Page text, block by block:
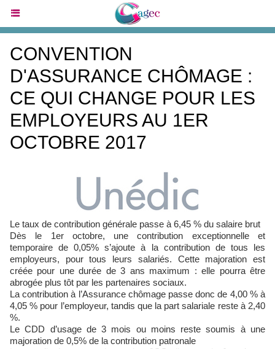
CONVENTION
D'ASSURANCE CHÔMAGE :
CE QUI CHANGE POUR LES
EMPLOYEURS AU 1ER
OCTOBRE 2017
Le taux de contribution générale passe à 6,45 % du salaire brut
Dès le 1er octobre, une contribution exceptionnelle et
temporaire de 0,05% s’ajoute à la contribution de tous les
employeurs, pour tous leurs salariés. Cette majoration est
créée pour une durée de 3 ans maximum : elle pourra être
abrogée plus tôt par les partenaires sociaux.
La contribution à l’Assurance chômage passe donc de 4,00 % à
4,05 % pour l’employeur, tandis que la part salariale reste à 2,40
%.
Le CDD d’usage de 3 mois ou moins reste soumis à une
majoration de 0,5% de la contribution patronale